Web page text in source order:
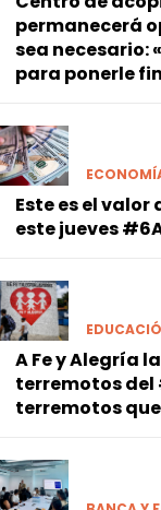
permanecerá
sea necesario:
para ponerle
Este es el valor
este jueves
A Fe y Alegría
terremotos del
terremotos